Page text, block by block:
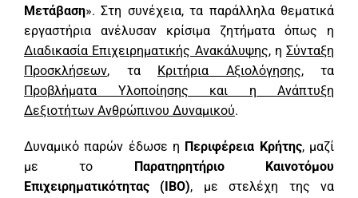
Μετάβαση». Στη συνέχεια, τα παράλληλα θεματικά
εργαστήρια ανέλυσαν κρίσιμα ζητήματα όπως η
Διαδικασία Επιχειρηματικής Ανακάλυψης, η Σύνταξη
Προσκλήσεων, τα Κριτήρια Αξιολόγησης, τα
Προβλήματα Υλοποίησης και η Ανάπτυξη
Δεξιοτήτων Ανθρώπινου Δυναμικού.
Δυναμικό παρών έδωσε η Περιφέρεια Κρήτης, μαζί
με το Παρατηρητήριο Καινοτόμου
Επιχειρηματικότητας (IBO), με στελέχη της να